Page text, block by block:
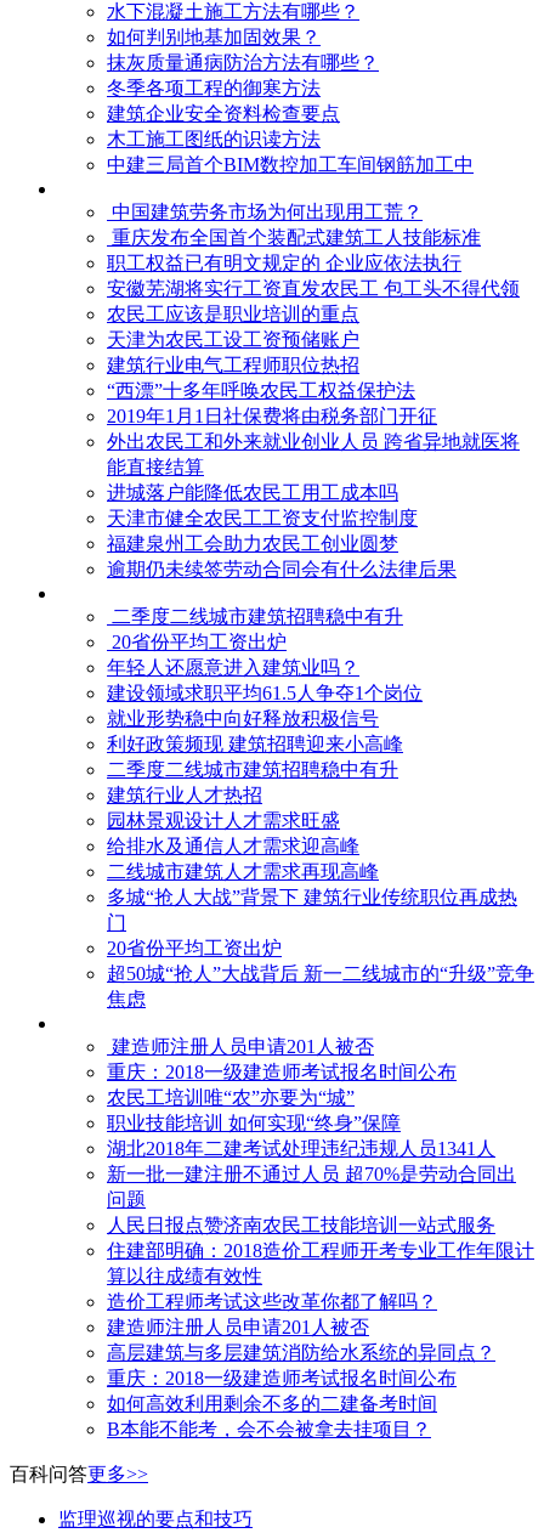
水下混凝土施工方法有哪些？
如何判别地基加固效果？
抹灰质量通病防治方法有哪些？
冬季各项工程的御寒​方法
建筑企业安全资料检查要点
木工施工图纸的识读方法
中建三局首个BIM数控加工车间钢筋加工中
中国建筑劳务市场为何出现用工荒？
重庆发布全国首个装配式建筑工人技能标准
职工权益已有明文规定的 企业应依法执行
安徽芜湖将实行工资直发农民工 包工头不得代领
农民工应该是职业培训的重点
天津为农民工设工资预储账户
建筑行业电气工程师职位热招
“西漂”十多年呼唤农民工权益保护法
2019年1月1日社保费将由税务部门开征
外出农民工和外来就业创业人员 跨省异地就医将
能直接结算
进城落户能降低农民工用工成本吗
天津市健全农民工工资支付监控制度
福建泉州工会助力农民工创业圆梦
逾期仍未续签劳动合同会有什么法律后果
二季度二线城市建筑招聘稳中有升
20省份平均工资出炉
年轻人还愿意进入建筑业吗？
建设领域求职平均61.5人争夺1个岗位
就业形势稳中向好释放积极信号
利好政策频现 建筑招聘迎来小高峰
二季度二线城市建筑招聘稳中有升
建筑行业人才热招
园林景观设计人才需求旺盛
给排水及通信人才需求迎高峰
二线城市建筑人才需求再现高峰
多城“抢人大战”背景下 建筑行业传统职位再成热
门
20省份平均工资出炉
超50城“抢人”大战背后 新一二线城市的“升级”竞争
焦虑
建造师注册人员申请201人被否
​重庆：2018一级建造师考试报名时间公布
农民工培训唯“农”亦要为“城”
职业技能培训 如何实现“终身”保障
湖北2018年二建考试处理违纪违规人员1341人
新一批一建注册不通过人员 超70%是劳动合同出
问题
人民日报点赞济南农民工技能培训一站式服务
住建部明确：2018造价工程师开考专业工作年限计
算以往成绩有效性
造价工程师考试这些改革你都了解吗？
建造师注册人员申请201人被否
高层建筑与多层建筑消防给水系统的异同点？
​重庆：2018一级建造师考试报名时间公布
如何高效利用剩余不多的二建备考时间
B本能不能考，会不会被拿去挂项目？
百科问答更多>>
监理巡视的要点和技巧